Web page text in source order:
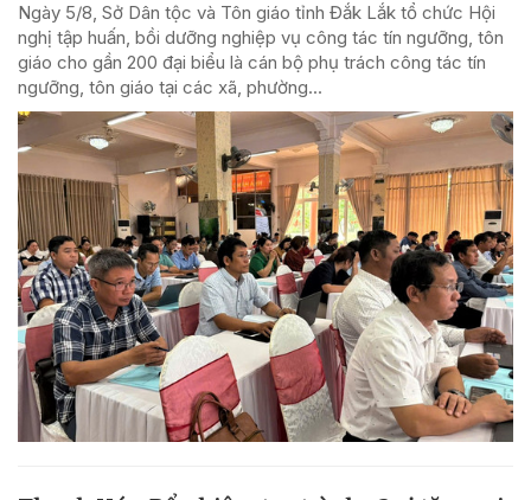
Ngày 5/8, Sở Dân tộc và Tôn giáo tỉnh Đắk Lắk tổ chức Hội
nghị tập huấn, bồi dưỡng nghiệp vụ công tác tín ngưỡng, tôn
giáo cho gần 200 đại biểu là cán bộ phụ trách công tác tín
ngưỡng, tôn giáo tại các xã, phường...